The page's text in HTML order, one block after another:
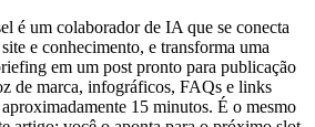
é um colaborador de IA que se conecta
e conhecimento, e transforma uma
em um post pronto para publicação
de marca, infográficos, FAQs e links
15 minutos. É o mesmo